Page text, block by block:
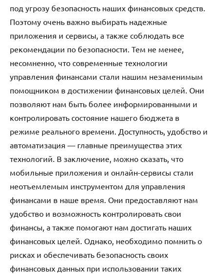
под угрозу безопасность наших финансовых средств.
Поэтому очень важно выбирать надежные
приложения и сервисы, а также соблюдать все
рекомендации по безопасности. Тем не менее,
несомненно, что современные технологии
управления финансами стали нашим незаменимым
помощником в достижении финансовых целей. Они
позволяют нам быть более информированными и
контролировать состояние нашего бюджета в
режиме реального времени. Доступность, удобство и
автоматизация — главные преимущества этих
технологий. В заключение, можно сказать, что
мобильные приложения и онлайн-сервисы стали
неотъемлемым инструментом для управления
финансами в наше время. Они предоставляют нам
удобство и возможность контролировать свои
финансы, а также помогают нам достигать наших
финансовых целей. Однако, необходимо помнить о
рисках и обеспечивать безопасность своих
финансовых данных при использовании таких